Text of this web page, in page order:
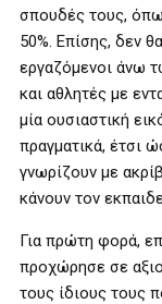
σπουδές τους,
50%. Επίσης, δεν
εργαζόμενοι άνω
και αθλητές με
μία ουσιαστική
πραγματικά, έτσι
γνωρίζουν με
κάνουν τον
Για πρώτη φορά,
προχώρησε σε
τους ίδιους τους